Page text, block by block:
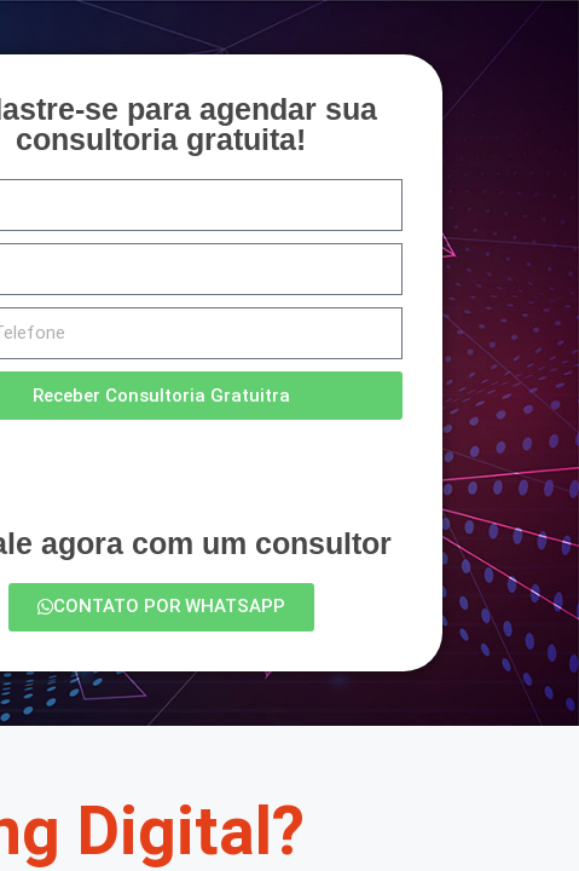
se para agendar sua
consultoria gratuita!
Receber Consultoria Gratuitra
agora com um consultor
CONTATO POR WHATSAPP
Digital?